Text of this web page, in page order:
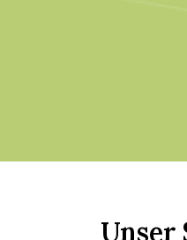
Unser